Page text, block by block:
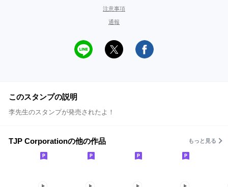
注意事項
通報
このスタンプの説明
李先生のスタンプが発売されたよ！
TJP Corporationの他の作品 もっと見る